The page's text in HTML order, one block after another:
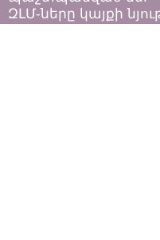
ԶԼՄ-ները կայքի